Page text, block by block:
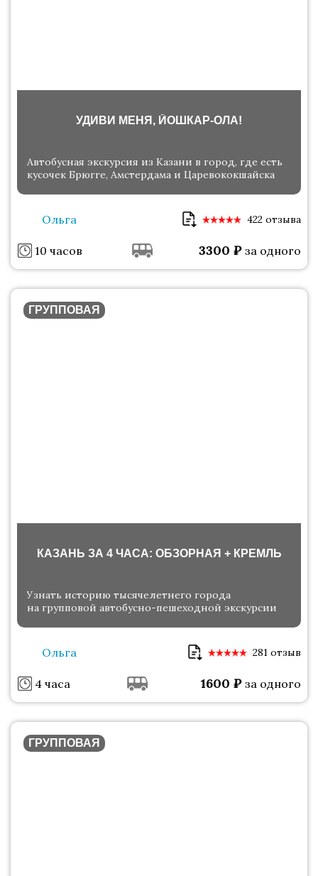
УДИВИ МЕНЯ, ЙОШКАР-ОЛА!
Автобусная экскурсия из Казани в город, где есть
кусочек Брюгге, Амстердама и Царевококшайска
Ольга 422 отзыва
10 часов 3300 ₽ за одного
ГРУППОВАЯ
КАЗАНЬ ЗА 4 ЧАСА: ОБЗОРНАЯ + КРЕМЛЬ
Узнать историю тысячелетнего города
на групповой автобусно-пешеходной экскурсии
Ольга 281 отзыв
4 часа 1600 ₽ за одного
ГРУППОВАЯ